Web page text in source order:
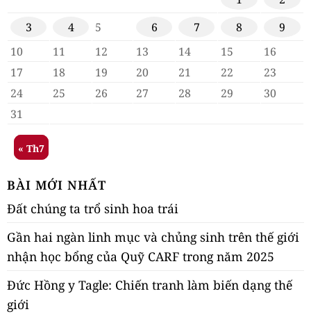
3
4 5 6 7 8
9
10
11 12 13 14 15
16
17
18 19 20 21 22
23
24
25 26 27 28 29
30
31
« Th7
BÀI MỚI NHẤT
Đất chúng ta trổ sinh hoa trái
Gần hai ngàn linh mục và chủng sinh trên thế giới
nhận học bổng của Quỹ CARF trong năm 2025
Đức Hồng y Tagle: Chiến tranh làm biến dạng thế
giới